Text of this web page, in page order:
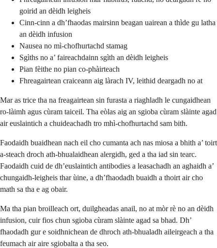
goirid an dèidh leigheis
Cinn-cinn a dh’fhaodas mairsinn beagan uairean a thìde gu latha
an dèidh infusion
Nausea no mì-chofhurtachd stamag
Sgìths no a’ faireachdainn sgìth an dèidh leigheis
Pian fèithe no pian co-phàirteach
Fhreagairtean craiceann aig làrach IV, leithid deargadh no at
Mar as trice tha na freagairtean sin furasta a riaghladh le cungaidhean
ro-làimh agus cùram taiceil. Tha eòlas aig an sgioba cùram slàinte agad
air euslaintich a chuideachadh tro mhì-chofhurtachd sam bith.
Faodaidh buaidhean nach eil cho cumanta ach nas miosa a bhith a’ toirt
a-steach droch ath-bhualaidhean alergidh, ged a tha iad sin tearc.
Faodaidh cuid de dh’euslaintich antibodies a leasachadh an aghaidh a’
chungaidh-leigheis thar ùine, a dh’fhaodadh buaidh a thoirt air cho
math sa tha e ag obair.
Ma tha pian broilleach ort, duilgheadas anail, no at mòr rè no an dèidh
infusion, cuir fios chun sgioba cùram slàinte agad sa bhad. Dh’
fhaodadh gur e soidhnichean de dhroch ath-bhualadh aileirgeach a tha
feumach air aire sgiobalta a tha seo.